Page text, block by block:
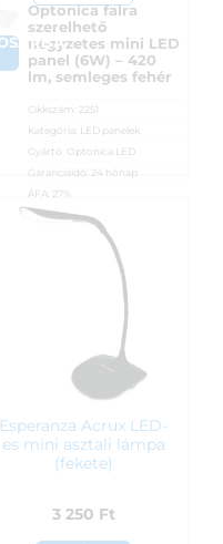
Optonica falra
szerelhető
négyzetes mini LED
panel (6W) – 420
lm, semleges fehér
Cikkszám:
2251
Kategória: LED panelek
Gyártó: Optonica LED
Garanciaidő: 24 hónap
ÁFA:
27%
Azonosító:53099
Esperanza Acrux LED-
es mini asztali lámpa
(fekete)
3 250 Ft